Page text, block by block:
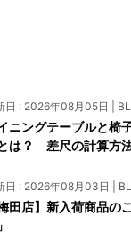
日 : 2026年08月05日 |
ニングテーブルと椅
は？ 差尺の計算方
日 : 2026年08月03日 |
梅田店】新入荷商品の